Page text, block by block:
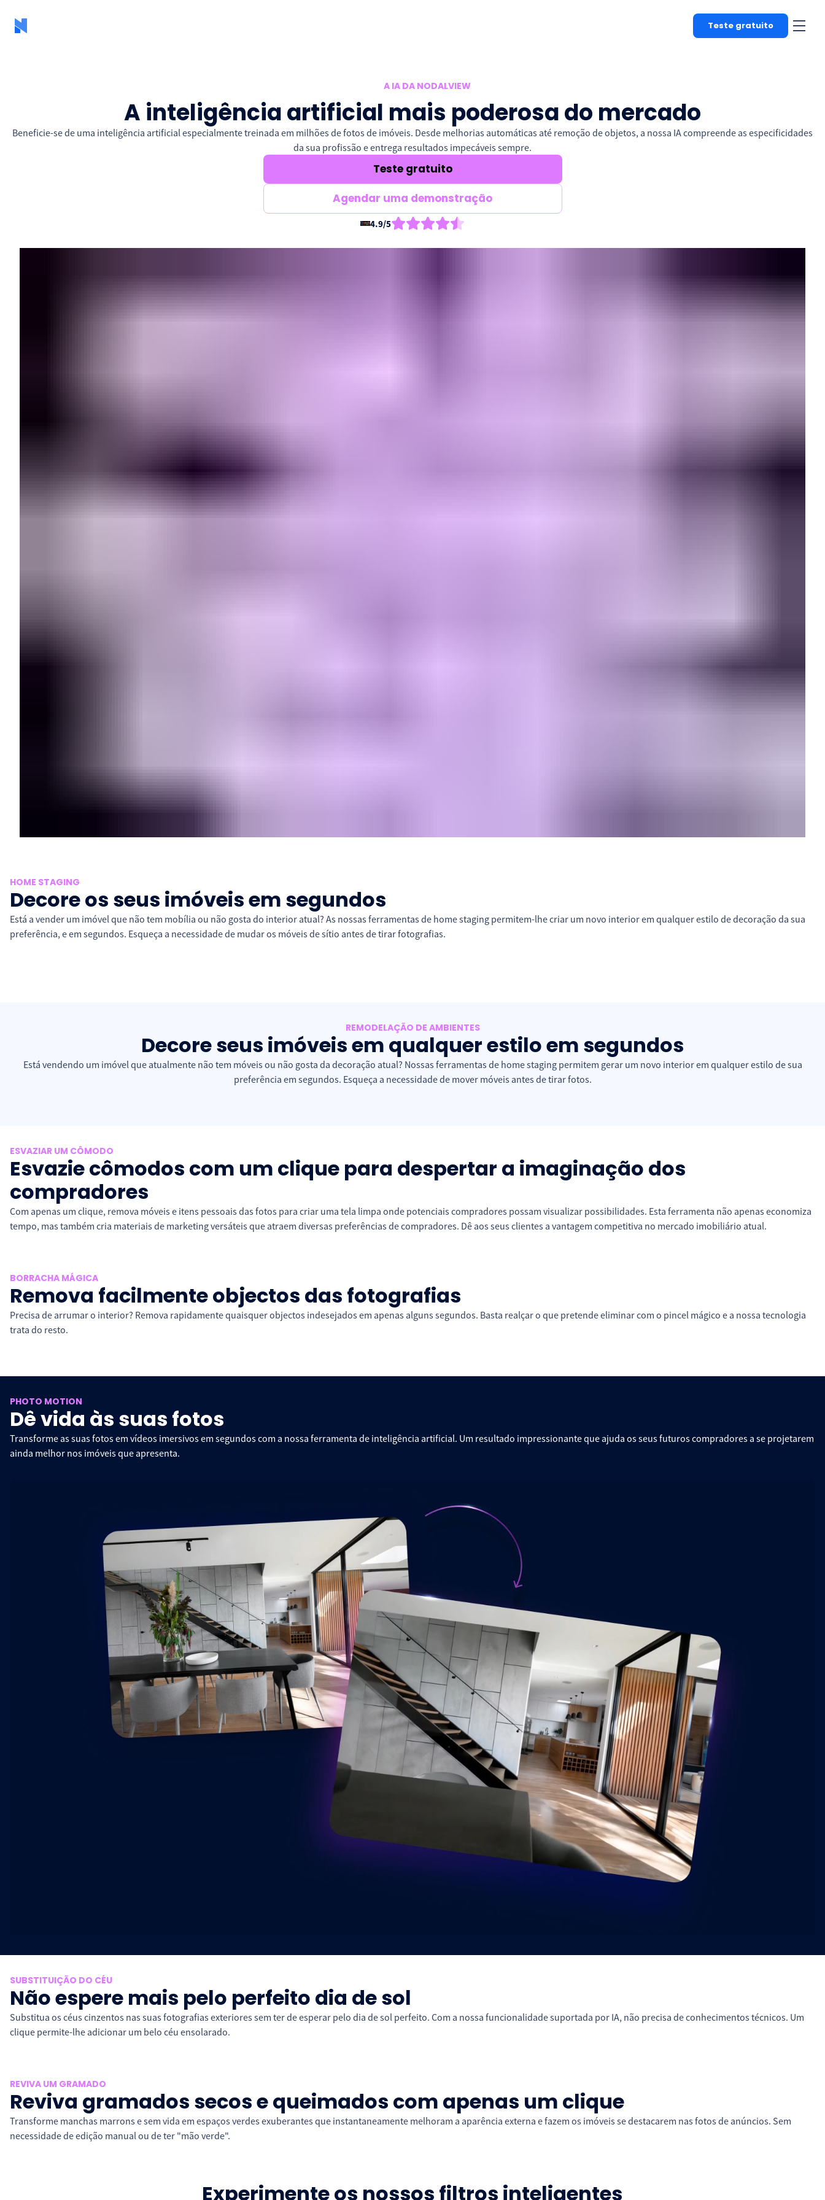
Teste gratuito
A IA DA NODALVIEW
A inteligência artificial mais poderosa do mercado
Beneficie-se de uma inteligência artificial especialmente treinada em milhões de fotos de imóveis. Desde melhorias automáticas até remoção de objetos, a nossa IA compreende as especificidades
da sua profissão e entrega resultados impecáveis sempre.
Teste gratuito
Agendar uma demonstração
4.9/5
HOME STAGING
Decore os seus imóveis em segundos
Está a vender um imóvel que não tem mobília ou não gosta do interior atual? As nossas ferramentas de home staging permitem-lhe criar um novo interior em qualquer estilo de decoração da sua
preferência, e em segundos. Esqueça a necessidade de mudar os móveis de sítio antes de tirar fotografias.
REMODELAÇÃO DE AMBIENTES
Decore seus imóveis em qualquer estilo em segundos
Está vendendo um imóvel que atualmente não tem móveis ou não gosta da decoração atual? Nossas ferramentas de home staging permitem gerar um novo interior em qualquer estilo de sua
preferência em segundos. Esqueça a necessidade de mover móveis antes de tirar fotos.
ESVAZIAR UM CÔMODO
Esvazie cômodos com um clique para despertar a imaginação dos
compradores
Com apenas um clique, remova móveis e itens pessoais das fotos para criar uma tela limpa onde potenciais compradores possam visualizar possibilidades. Esta ferramenta não apenas economiza
tempo, mas também cria materiais de marketing versáteis que atraem diversas preferências de compradores. Dê aos seus clientes a vantagem competitiva no mercado imobiliário atual.
BORRACHA MÁGICA
Remova facilmente objectos das fotografias
Precisa de arrumar o interior? Remova rapidamente quaisquer objectos indesejados em apenas alguns segundos. Basta realçar o que pretende eliminar com o pincel mágico e a nossa tecnologia
trata do resto.
PHOTO MOTION
Dê vida às suas fotos
Transforme as suas fotos em vídeos imersivos em segundos com a nossa ferramenta de inteligência artificial. Um resultado impressionante que ajuda os seus futuros compradores a se projetarem
ainda melhor nos imóveis que apresenta.
SUBSTITUIÇÃO DO CÉU
Não espere mais pelo perfeito dia de sol
Substitua os céus cinzentos nas suas fotografias exteriores sem ter de esperar pelo dia de sol perfeito. Com a nossa funcionalidade suportada por IA, não precisa de conhecimentos técnicos. Um
clique permite-lhe adicionar um belo céu ensolarado.
REVIVA UM GRAMADO
Reviva gramados secos e queimados com apenas um clique
Transforme manchas marrons e sem vida em espaços verdes exuberantes que instantaneamente melhoram a aparência externa e fazem os imóveis se destacarem nas fotos de anúncios. Sem
necessidade de edição manual ou de ter "mão verde".
Experimente os nossos filtros inteligentes